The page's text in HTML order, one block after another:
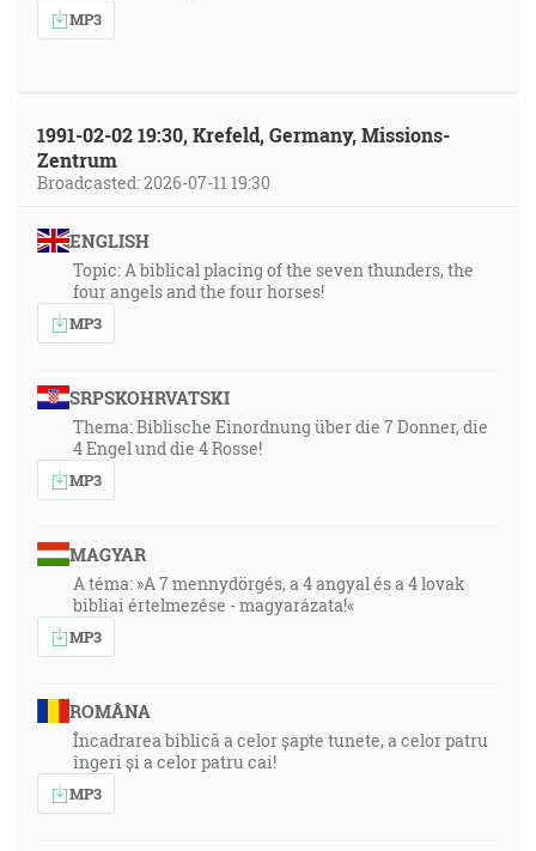
MP3
1991-02-02 19:30, Krefeld, Germany, Missions-
Zentrum
Broadcasted: 2026-07-11 19:30
ENGLISH
Topic: A biblical placing of the seven thunders, the
four angels and the four horses!
MP3
SRPSKOHRVATSKI
Thema: Biblische Einordnung über die 7 Donner, die
4 Engel und die 4 Rosse!
MP3
MAGYAR
A téma: »A 7 mennydörgés, a 4 angyal és a 4 lovak
bibliai értelmezése - magyarázata!«
MP3
ROMÂNA
Încadrarea biblică a celor șapte tunete, a celor patru
îngeri și a celor patru cai!
MP3